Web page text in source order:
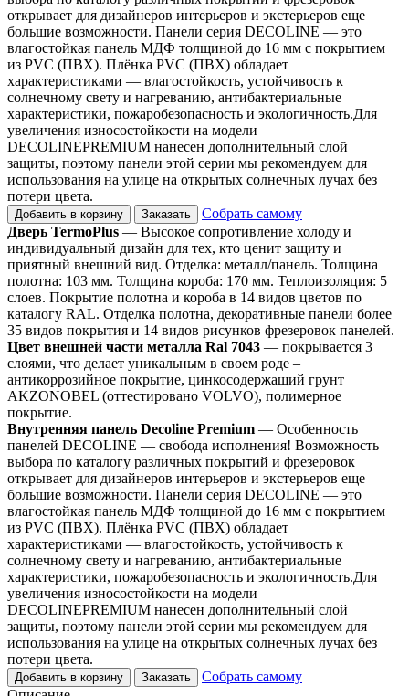
открывает для дизайнеров интерьеров и экстерьеров еще
большие возможности. Панели серия DECOLINE — это
влагостойкая панель МДФ толщиной до 16 мм с покрытием
из PVC (ПВХ). Плёнка PVC (ПВХ) обладает
характеристиками — влагостойкость, устойчивость к
солнечному свету и нагреванию, антибактериальные
характеристики, пожаробезопасность и экологичность.Для
увеличения износостойкости на модели
DECOLINEPREMIUM нанесен дополнительный слой
защиты, поэтому панели этой серии мы рекомендуем для
использования на улице на открытых солнечных лучах без
потери цвета.
Добавить в корзину Заказать
Собрать самому
Дверь TermoPlus — Высокое сопротивление холоду и
индивидуальный дизайн для тех, кто ценит защиту и
приятный внешний вид. Отделка: металл/панель. Толщина
полотна: 103 мм. Толщина короба: 170 мм. Теплоизоляция: 5
слоев. Покрытие полотна и короба в 14 видов цветов по
каталогу RAL. Отделка полотна, декоративные панели более
35 видов покрытия и 14 видов рисунков фрезеровок панелей.
Цвет внешней части металла Ral 7043 — покрывается 3
слоями, что делает уникальным в своем роде –
антикоррозийное покрытие, цинкосодержащий грунт
AKZONOBEL (оттестировано VOLVO), полимерное
покрытие.
Внутренняя панель Decoline Premium — Особенность
панелей DECOLINE — свобода исполнения! Возможность
выбора по каталогу различных покрытий и фрезеровок
открывает для дизайнеров интерьеров и экстерьеров еще
большие возможности. Панели серия DECOLINE — это
влагостойкая панель МДФ толщиной до 16 мм с покрытием
из PVC (ПВХ). Плёнка PVC (ПВХ) обладает
характеристиками — влагостойкость, устойчивость к
солнечному свету и нагреванию, антибактериальные
характеристики, пожаробезопасность и экологичность.Для
увеличения износостойкости на модели
DECOLINEPREMIUM нанесен дополнительный слой
защиты, поэтому панели этой серии мы рекомендуем для
использования на улице на открытых солнечных лучах без
потери цвета.
Добавить в корзину Заказать
Собрать самому